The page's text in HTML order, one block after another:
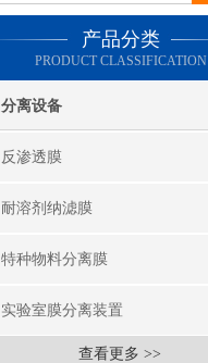
产品分类
PRODUCT CLASSIFICATION
分离设备
反渗透膜
耐溶剂纳滤膜
特种物料分离膜
实验室膜分离装置
查看更多 >>